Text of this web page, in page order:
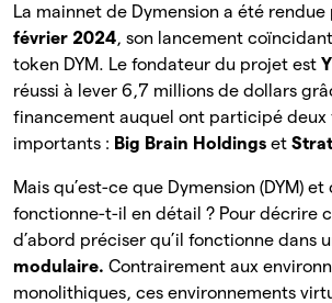
La mainnet de Dymension a été
février 2024, son lancement
token DYM. Le fondateur du projet est
réussi à lever 6,7 millions de dollars
financement auquel ont participé deux
importants : Big Brain Holdings et
Mais qu’est-ce que Dymension (DYM)
fonctionne-t-il en détail ? Pour décrire
d’abord préciser qu’il fonctionne dans
modulaire. Contrairement aux
monolithiques, ces environnements